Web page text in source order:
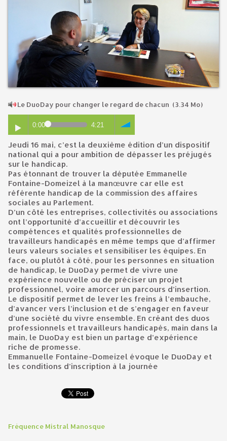
​Le DuoDay pour changer le regard de chacun (3.34 Mo)
0:00 4:21
Jeudi 16 mai, c’est la deuxième édition d’un dispositif
national qui a pour ambition de dépasser les préjugés
sur le handicap.
Pas étonnant de trouver la députée Emmanelle
Fontaine-Domeizel à la manœuvre car elle est
référente handicap de la commission des affaires
sociales au Parlement.
D’un côté les entreprises, collectivités ou associations
ont l’opportunité d’accueillir et découvrir les
compétences et qualités professionnelles de
travailleurs handicapés en même temps que d’affirmer
leurs valeurs sociales et sensibiliser les équipes. En
face, ou plutôt à côté, pour les personnes en situation
de handicap, le DuoDay permet de vivre une
expérience nouvelle ou de préciser un projet
professionnel, voire amorcer un parcours d’insertion.
Le dispositif permet de lever les freins à l’embauche,
d’avancer vers l’inclusion et de s’engager en faveur
d’une société du vivre ensemble. En créant des duos
professionnels et travailleurs handicapés, main dans la
main, le DuoDay est bien un partage d’expérience
riche de promesse.
Emmanuelle Fontaine-Domeizel évoque le DuoDay et
les conditions d’inscription à la journée
Fréquence Mistral Manosque